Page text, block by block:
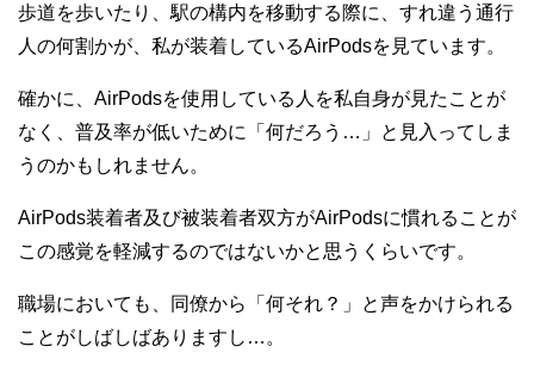
歩道を歩いたり、駅の構内を移動する際に、すれ違う通行
人の何割かが、私が装着しているAirPodsを見ています。
確かに、AirPodsを使用している人を私自身が見たことが
なく、普及率が低いために「何だろう…」と見入ってしま
うのかもしれません。
AirPods装着者及び被装着者双方がAirPodsに慣れることが
この感覚を軽減するのではないかと思うくらいです。
職場においても、同僚から「何それ？」と声をかけられる
ことがしばしばありますし…。